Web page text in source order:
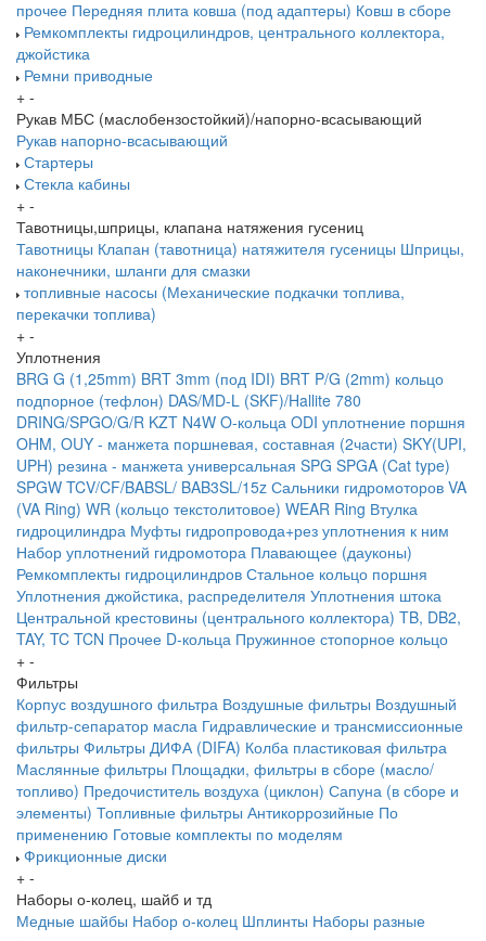
прочее Передняя плита ковша (под адаптеры) Ковш в сборе
Ремкомплекты гидроцилиндров, центрального коллектора,
джойстика
Ремни приводные
+ -
Рукав МБС (маслобензостойкий)/напорно-всасывающий
Рукав напорно-всасывающий
Стартеры
Стекла кабины
+ -
Тавотницы,шприцы, клапана натяжения гусениц
Тавотницы Клапан (тавотница) натяжителя гусеницы Шприцы,
наконечники, шланги для смазки
топливные насосы (Механические подкачки топлива,
перекачки топлива)
+ -
Уплотнения
BRG G (1,25mm) BRT 3mm (под IDI) BRT P/G (2mm) кольцо
подпорное (тефлон) DAS/MD-L (SKF)/Hallite 780
DRING/SPGO/G/R KZT N4W O-кольца ODI уплотнение поршня
OHM, OUY - манжета поршневая, составная (2части) SKY(UPI,
UPH) резина - манжета универсальная SPG SPGA (Cat type)
SPGW TCV/CF/BABSL/ BAB3SL/15z Сальники гидромоторов VA
(VA Ring) WR (кольцо текстолитовое) WEAR Ring Втулка
гидроцилиндра Муфты гидропровода+рез уплотнения к ним
Набор уплотнений гидромотора Плавающее (дауконы)
Ремкомплекты гидроцилиндров Стальное кольцо поршня
Уплотнения джойстика, распределителя Уплотнения штока
Центральной крестовины (центрального коллектора) TB, DB2,
TAY, TC TCN Прочее D-кольца Пружинное стопорное кольцо
+ -
Фильтры
Корпус воздушного фильтра Воздушные фильтры Воздушный
фильтр-сепаратор масла Гидравлические и трансмиссионные
фильтры Фильтры ДИФА (DIFA) Колба пластиковая фильтра
Маслянные фильтры Площадки, фильтры в сборе (масло/
топливо) Предочиститель воздуха (циклон) Сапуна (в сборе и
элементы) Топливные фильтры Антикоррозийные По
применению Готовые комплекты по моделям
Фрикционные диски
+ -
Наборы о-колец, шайб и тд
Медные шайбы Набор о-колец Шплинты Наборы разные